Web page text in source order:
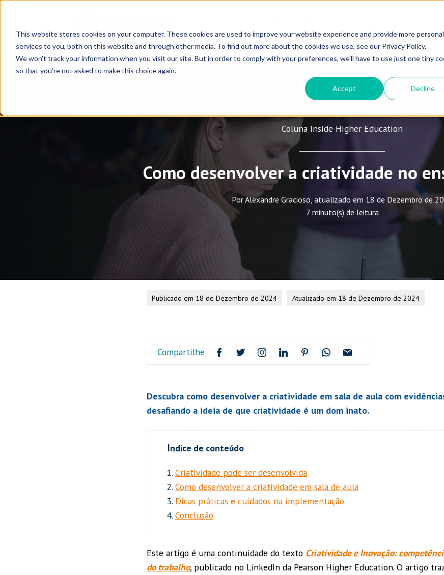
This website stores cookies on your computer. These cookies are used to improve your website experience and provide more
services to you, both on this website and through other media. To find out more about the cookies we use, see our Privacy Policy.
We won't track your information when you visit our site. But in order to comply with your preferences, we'll have to use just one tiny
so that you're not asked to make this choice again.
Accept Decline
VOLTA ÀS AULAS 2026 E-COMMERCE
Coluna Inside Higher Education
Como desenvolver a criatividade no
Por Alexandre Gracioso, atualizado em 18 de Dezembro de
7 minuto(s) de leitura
Publicado em 18 de Dezembro de 2024 Atualizado em 18 de Dezembro de 2024
Compartilhe
Descubra como desenvolver a criatividade em sala de aula com
desafiando a ideia de que criatividade é um dom inato.
Criatividade pode ser desenvolvida
Como desenvolver a criatividade em sala de aula
Dicas práticas e cuidados na implementação
Conclusão
Este artigo é uma continuidade do texto Criatividade e Inovação:
do trabalho, publicado no LinkedIn da Pearson Higher Education. O artigo